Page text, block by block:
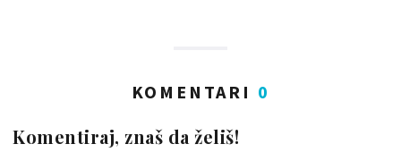
KOMENTARI 0
Komentiraj, znaš da želiš!